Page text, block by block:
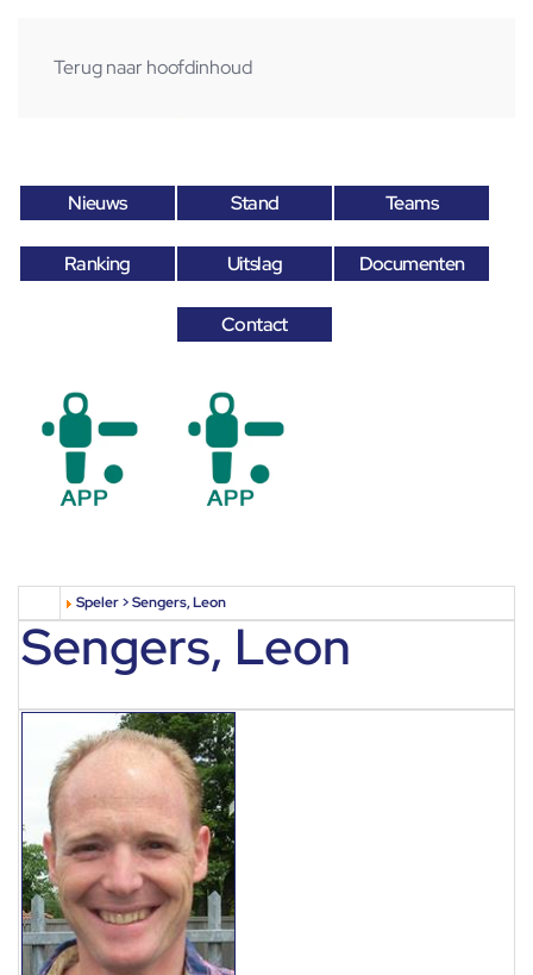
Terug naar hoofdinhoud
Nieuws Stand Teams
Ranking Uitslag Documenten
Contact
Speler > Sengers, Leon
Sengers, Leon